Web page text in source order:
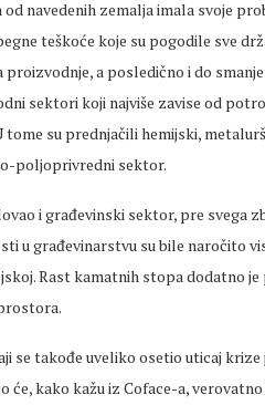
od navedenih zemalja imala svoje
teškoće koje su pogodile sve
a posledično i do
sektori koji najviše zavise od
tome su prednjačili hemijski,
poljoprivredni sektor.
i građevinski sektor, pre svega
u građevinarstvu su bile naročito
Rast kamatnih stopa dodatno
se takođe uveliko osetio uticaj
će, kako kažu iz Coface-a,